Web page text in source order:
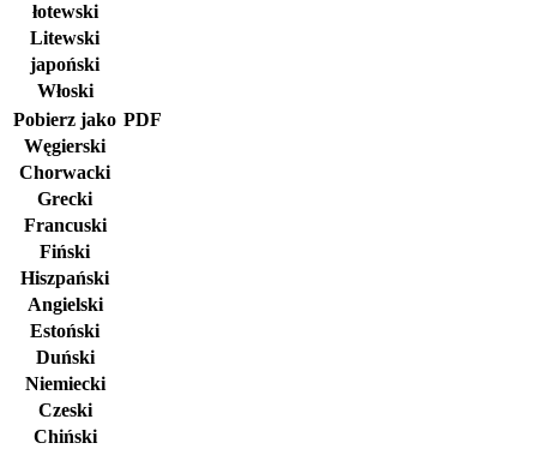
łotewski
Litewski
japoński
Włoski
Pobierz jako PDF
Węgierski
Chorwacki
Grecki
Francuski
Fiński
Hiszpański
Angielski
Estoński
Duński
Niemiecki
Czeski
Chiński